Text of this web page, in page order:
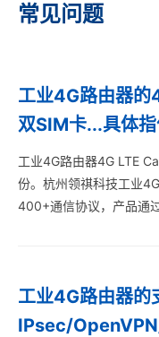
常见问题
工业4G路由器的
双SIM卡...具体指
工业4G路由器4G LTE
份。杭州领祺科技工业
400+通信协议，产品通
工业4G路由器的
IPsec/